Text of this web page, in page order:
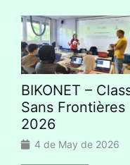
BIKONET –
Sans Frontières
2026
4 de May de 2026